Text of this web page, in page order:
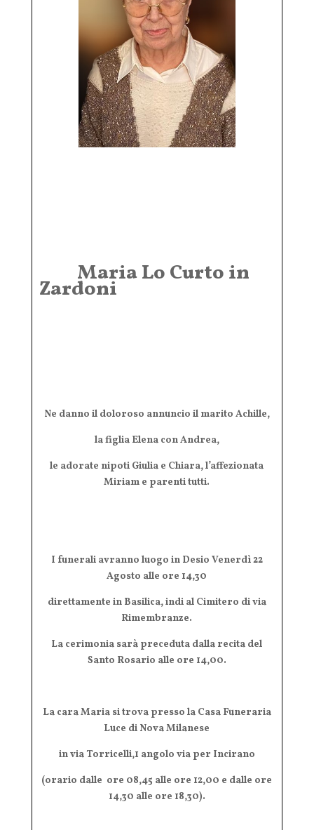
Maria Lo Curto in
Zardoni
Ne danno il doloroso annuncio il marito Achille,
la figlia Elena con Andrea,
le adorate nipoti Giulia e Chiara, l’affezionata
Miriam e parenti tutti.
I funerali avranno luogo in Desio Venerdì 22
Agosto alle ore 14,30
direttamente in Basilica, indi al Cimitero di via
Rimembranze.
La cerimonia sarà preceduta dalla recita del
Santo Rosario alle ore 14,00.
La cara Maria si trova presso la Casa Funeraria
Luce di Nova Milanese
in via Torricelli,1 angolo via per Incirano
(orario dalle ore 08,45 alle ore 12,00 e dalle ore
14,30 alle ore 18,30).